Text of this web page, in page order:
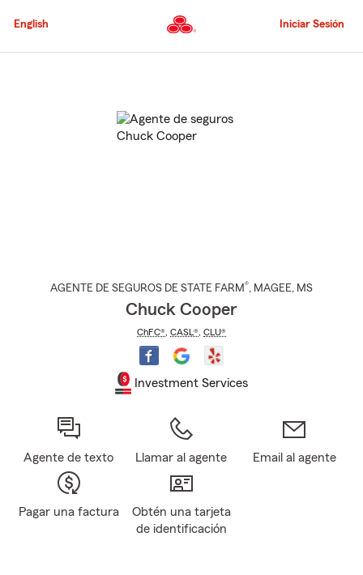
al
principal
English Iniciar Sesión
AGENTE DE SEGUROS DE STATE FARM®, MAGEE, MS
Chuck Cooper
ChFC® CASL® CLU®
Investment Services
Agente de texto Llamar al agente Email al agente
Pagar una factura
Obtén una tarjeta
de identificación